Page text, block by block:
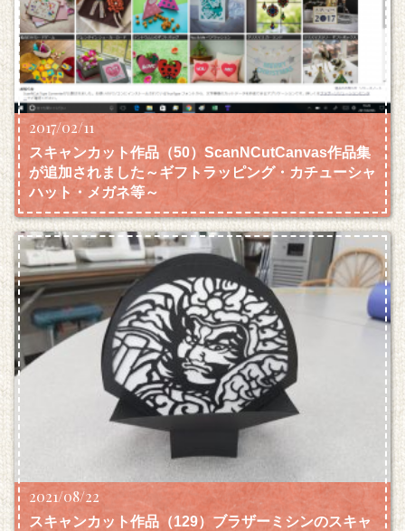
2017/02/11
スキャンカット作品（50）ScanNCutCanvas作品集
が追加されました～ギフトラッピング・カチューシャ
ハット・メガネ等～
2021/08/22
スキャンカット作品（129）ブラザーミシンのスキャ